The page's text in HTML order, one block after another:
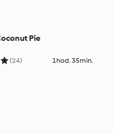
Pie
(24) 1hod. 35min.